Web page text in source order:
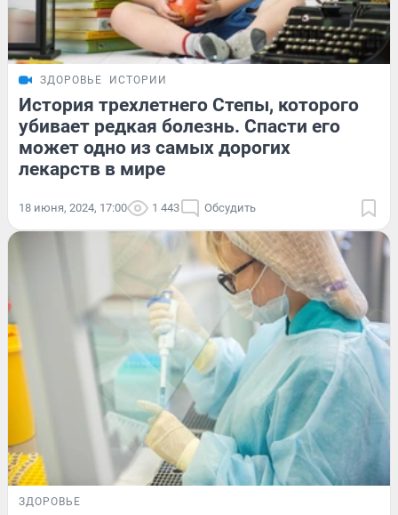
ЗДОРОВЬЕ ИСТОРИИ
История трехлетнего Степы, которого
убивает редкая болезнь. Спасти его
может одно из самых дорогих
лекарств в мире
18 июня, 2024, 17:00 1 443 Обсудить
ЗДОРОВЬЕ